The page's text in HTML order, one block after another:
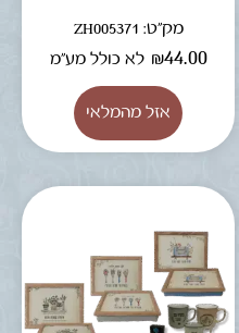
מק"ט: ZH005371
₪44.00 לא כולל מע"מ